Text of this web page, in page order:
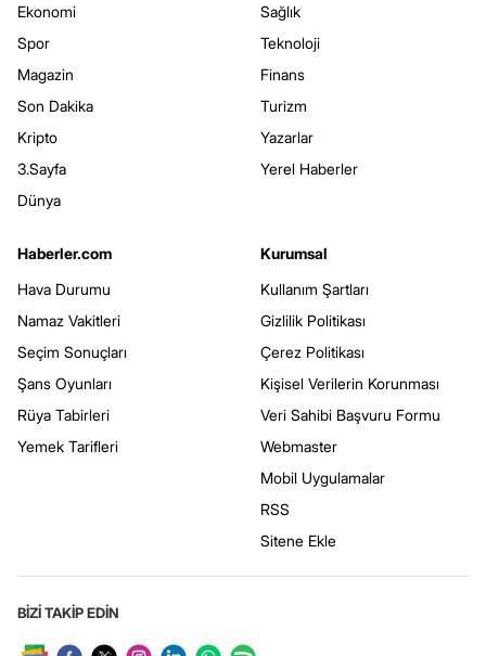
Ekonomi
Spor
Magazin
Son Dakika
Kripto
3.Sayfa
Dünya
Sağlık
Teknoloji
Finans
Turizm
Yazarlar
Yerel Haberler
Haberler.com
Hava Durumu
Namaz Vakitleri
Seçim Sonuçları
Şans Oyunları
Rüya Tabirleri
Yemek Tarifleri
Kurumsal
Kullanım Şartları
Gizlilik Politikası
Çerez Politikası
Kişisel Verilerin Korunması
Veri Sahibi Başvuru Formu
Webmaster
Mobil Uygulamalar
RSS
Sitene Ekle
BİZİ TAKİP EDİN